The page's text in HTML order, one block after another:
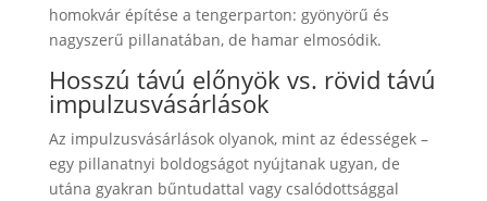
homokvár építése a tengerparton: gyönyörű és
nagyszerű pillanatában, de hamar elmosódik.
Hosszú távú előnyök vs. rövid távú
impulzusvásárlások
Az impulzusvásárlások olyanok, mint az édességek –
egy pillanatnyi boldogságot nyújtanak ugyan, de
utána gyakran bűntudattal vagy csalódottsággal